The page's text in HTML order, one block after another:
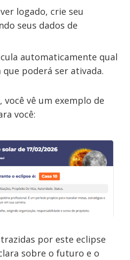
logado, crie seu
seus dados de
automaticamente qual
que poderá ser ativada.
você vê um exemplo de
você:
por este eclipse
sobre o futuro e o